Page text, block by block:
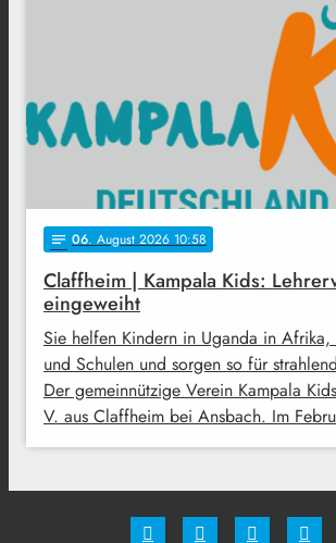
notes 06. August 2026 10:58
Claffheim | Kampala Kids:
eingeweiht
Sie helfen Kindern in Uganda in Afrika,
und Schulen und sorgen so für
Der gemeinnützige Verein Kampala
V. aus Claffheim bei Ansbach. Im